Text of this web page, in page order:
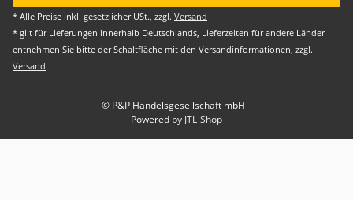
* Alle Preise inkl. gesetzlicher USt., zzgl. Versand
* gilt für Lieferungen innerhalb Deutschlands, Lieferzeiten für andere Länder
entnehmen Sie bitte der Schaltfläche mit den Versandinformationen, zzgl.
Versand
© P&P Handelsgesellschaft mbH
Powered by JTL-Shop